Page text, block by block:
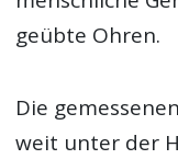
geübte Ohren.
Die
weit unter der